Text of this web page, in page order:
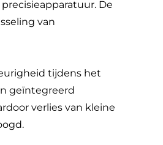
De
van
tijdens het
geïntegreerd
verlies van kleine